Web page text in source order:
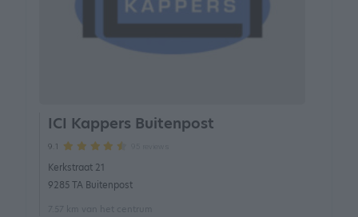
ICI Kappers Buitenpost
9.1
Kerkstraat 21
9285 TA Buitenpost